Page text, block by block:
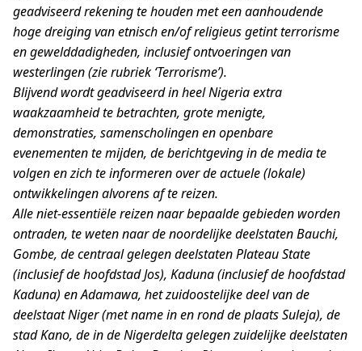
geadviseerd rekening te houden met een aanhoudende
hoge dreiging van etnisch en/of religieus getint terrorisme
en gewelddadigheden, inclusief ontvoeringen van
westerlingen (zie rubriek ‘Terrorisme’).
Blijvend wordt geadviseerd in heel Nigeria extra
waakzaamheid te betrachten, grote menigte,
demonstraties, samenscholingen en openbare
evenementen te mijden, de berichtgeving in de media te
volgen en zich te informeren over de actuele (lokale)
ontwikkelingen alvorens af te reizen.
Alle niet-essentiële reizen naar bepaalde gebieden worden
ontraden, te weten naar de noordelijke deelstaten Bauchi,
Gombe, de centraal gelegen deelstaten Plateau State
(inclusief de hoofdstad Jos), Kaduna (inclusief de hoofdstad
Kaduna) en Adamawa, het zuidoostelijke deel van de
deelstaat Niger (met name in en rond de plaats Suleja), de
stad Kano, de in de Nigerdelta gelegen zuidelijke deelstaten